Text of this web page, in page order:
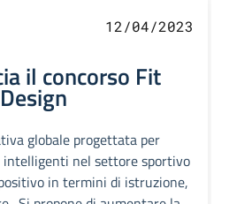
12/04/2023
il concorso Fit
globale progettata per
nel settore sportivo
in termini di istruzione,